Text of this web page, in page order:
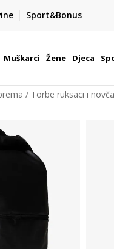
Sport&Bonus
BOX NOW
800 paketomata u
Muškarci Žene Djeca
Torbe ruksaci i